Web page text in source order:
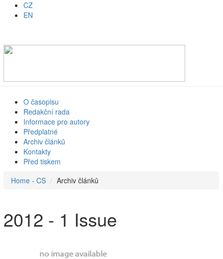
CZ
EN
O časopisu
Redakční rada
Informace pro autory
Předplatné
Archiv článků
Kontakty
Před tiskem
Home - CS
Archiv článků
2012 - 1 Issue